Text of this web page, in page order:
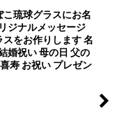
こ琉球グラスにお名
ジナルメッセージ
をお作りします 名
婚祝い 母の日 父の
寿 お祝い プレゼン